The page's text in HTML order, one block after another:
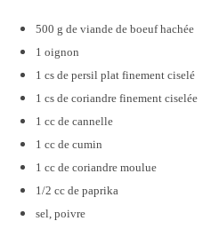
500 g de viande de boeuf hachée
1 oignon
1 cs de persil plat finement ciselé
1 cs de coriandre finement ciselée
1 cc de cannelle
1 cc de cumin
1 cc de coriandre moulue
1/2 cc de paprika
sel, poivre